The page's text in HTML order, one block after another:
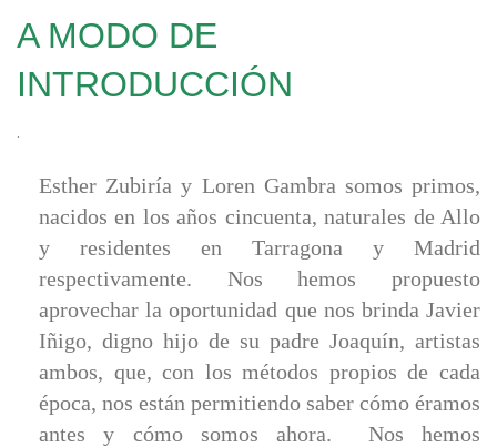
A MODO DE
INTRODUCCIÓN
Esther Zubiría y Loren Gambra somos primos,
nacidos en los años cincuenta, naturales de Allo
y residentes en Tarragona y Madrid
respectivamente. Nos hemos propuesto
aprovechar la oportunidad que nos brinda Javier
Iñigo, digno hijo de su padre Joaquín, artistas
ambos, que, con los métodos propios de cada
época, nos están permitiendo saber cómo éramos
antes y cómo somos ahora. Nos hemos